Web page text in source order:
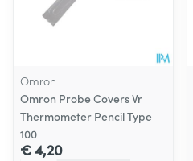
Omron
Omron Probe Covers Vr
Thermometer Pencil Type
100
€ 4,20